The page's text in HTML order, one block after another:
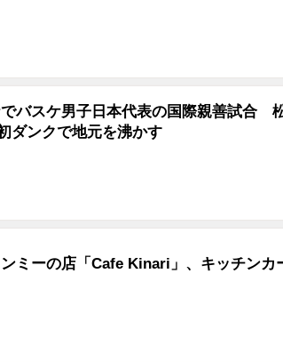
でバスケ男子日本代表の国際親善試合
ダンクで地元を沸かす
ミーの店「Cafe Kinari」、キッチンカ